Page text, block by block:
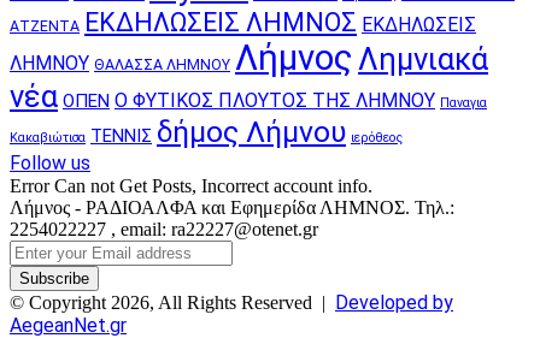
ΑΤΖΕΝΤΑ ΕΚΔΗΛΩΣΕΙΣ ΛΗΜΝΟΣ ΕΚΔΗΛΩΣΕΙΣ
ΛΗΜΝΟΥ ΘΑΛΑΣΣΑ ΛΗΜΝΟΥ Λήμνος Λημνιακά
νέα ΟΠΕΝ Ο ΦΥΤΙΚΟΣ ΠΛΟΥΤΟΣ ΤΗΣ ΛΗΜΝΟΥ Παναγια
Κακαβιώτισα ΤΕΝΝΙΣ δήμος Λήμνου ιερόθεος
Follow us
Error Can not Get Posts, Incorrect account info.
Λήμνος - ΡΑΔΙΟΑΛΦΑ και Εφημερίδα ΛΗΜΝΟΣ. Τηλ.:
2254022227 , email: ra22227@otenet.gr
Enter
your
Email
address
© Copyright 2026, All Rights Reserved | Developed by
AegeanNet.gr